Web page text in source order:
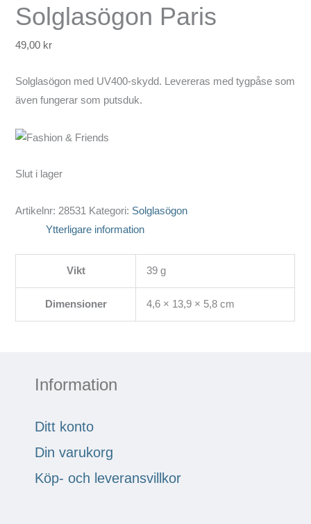
Solglasögon Paris
49,00 kr
Solglasögon med UV400-skydd. Levereras med tygpåse som
även fungerar som putsduk.
Slut i lager
Artikelnr: 28531 Kategori: Solglasögon
Ytterligare information
Vikt 39 g
Dimensioner 4,6 × 13,9 × 5,8 cm
Information
Ditt konto
Din varukorg
Köp- och leveransvillkor